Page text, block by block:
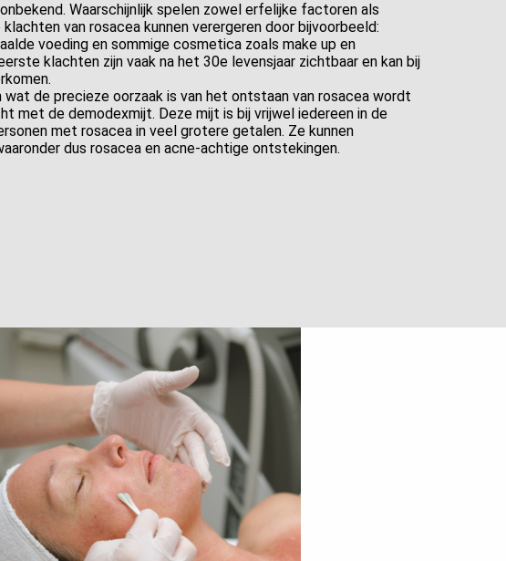
Waarschijnlijk spelen zowel erfelijke factoren als
van rosacea kunnen verergeren door bijvoorbeeld:
voeding en sommige cosmetica zoals make up en
klachten zijn vaak na het 30e levensjaar zichtbaar en kan bij
de precieze oorzaak is van het ontstaan van rosacea wordt
met de demodexmijt. Deze mijt is bij vrijwel iedereen in de
met rosacea in veel grotere getalen. Ze kunnen
dus rosacea en acne-achtige ontstekingen.